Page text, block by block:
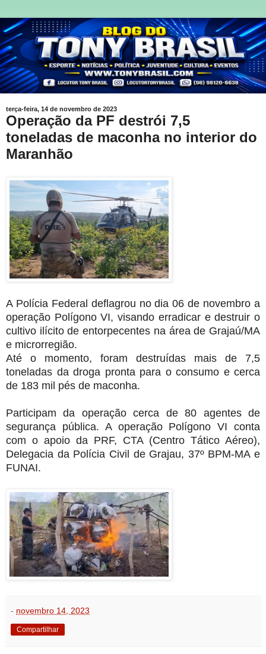
terça-feira, 14 de novembro de 2023
Operação da PF destrói 7,5
toneladas de maconha no interior do
Maranhão
A Polícia Federal deflagrou no dia 06 de novembro a
operação Polígono VI, visando erradicar e destruir o
cultivo ilícito de entorpecentes na área de Grajaú/MA
e microrregião.
Até o momento, foram destruídas mais de 7,5
toneladas da droga pronta para o consumo e cerca
de 183 mil pés de maconha.
Participam da operação cerca de 80 agentes de
segurança pública. A operação Polígono VI conta
com o apoio da PRF, CTA (Centro Tático Aéreo),
Delegacia da Polícia Civil de Grajau, 37º BPM-MA e
FUNAI.
- novembro 14, 2023
Compartilhar